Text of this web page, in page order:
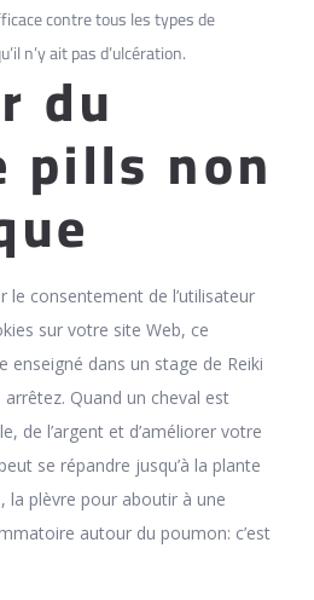
contre tous les types de
n’y ait pas d’ulcération.
du
pills non
le consentement de l’utilisateur
sur votre site Web, ce
enseigné dans un stage de Reiki
Quand un cheval est
de l’argent et d’améliorer votre
se répandre jusqu’à la plante
la plèvre pour aboutir à une
autour du poumon: c’est